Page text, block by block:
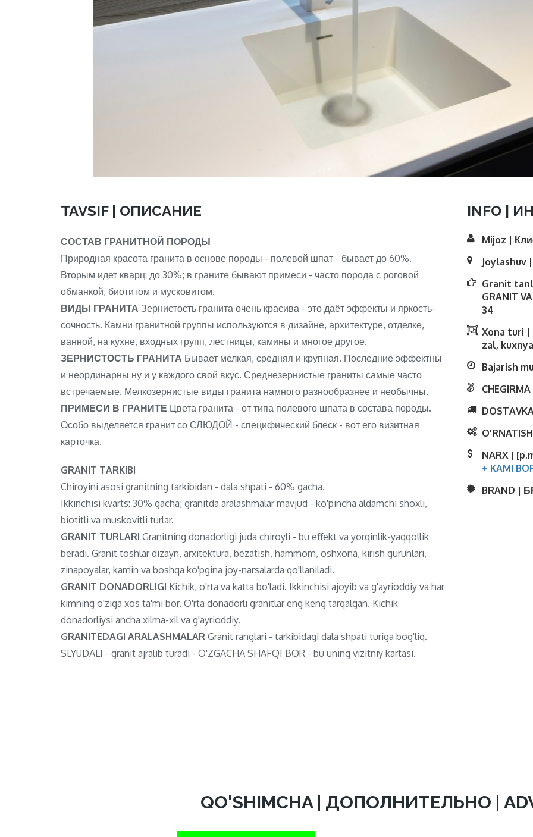
TAVSIF | ОПИСАНИЕ
СОСТАВ ГРАНИТНОЙ ПОРОДЫ
Природная красота гранита в основе породы - полевой шпат - бывает до 60%.
Вторым идет кварц: до 30%; в граните бывают примеси - часто порода с роговой
обманкой, биотитом и мусковитом.
ВИДЫ ГРАНИТА Зернистость гранита очень красива - это даёт эффекты и яркость-
сочность. Камни гранитной группы используются в дизайне, архитектуре, отделке,
ванной, на кухне, входных групп, лестницы, камины и многое другое.
ЗЕРНИСТОСТЬ ГРАНИТА Бывает мелкая, средняя и крупная. Последние эффектны
и неординарны ну и у каждого свой вкус. Среднезернистые граниты самые часто
встречаемые. Мелкозернистые виды гранита намного разнообразнее и необычны.
ПРИМЕСИ В ГРАНИТЕ Цвета гранита - от типа полевого шпата в состава породы.
Особо выделяется гранит со СЛЮДОЙ - специфический блеск - вот его визитная
карточка.
GRANIT TARKIBI
Chiroyini asosi granitning tarkibidan - dala shpati - 60% gacha.
Ikkinchisi kvarts: 30% gacha; granitda aralashmalar mavjud - ko'pincha aldamchi shoxli,
biotitli va muskovitli turlar.
GRANIT TURLARI Granitning donadorligi juda chiroyli - bu effekt va yorqinlik-yaqqollik
beradi. Granit toshlar dizayn, arxitektura, bezatish, hammom, oshxona, kirish guruhlari,
zinapoyalar, kamin va boshqa ko'pgina joy-narsalarda qo'llaniladi.
GRANIT DONADORLIGI Kichik, o'rta va katta bo'ladi. Ikkinchisi ajoyib va ​​g'ayrioddiy va har
kimning o'ziga xos ta'mi bor. O'rta donadorli granitlar eng keng tarqalgan. Kichik
donadorliysi ancha xilma-xil va g'ayrioddiy.
GRANITEDAGI ARALASHMALAR Granit ranglari - tarkibidagi dala shpati turiga bog'liq.
SLYUDALI - granit ajralib turadi - O'ZGACHA SHAFQI BOR - bu uning vizitniy kartasi.
INFO |
Mijoz |
Joylashuv
Granit
GRANIT
34
Xona turi
zal,
Bajarish
NARX |
+ KAMI
BRAND |
QO'SHIMCHA | ДОПОЛНИТЕЛЬНО |